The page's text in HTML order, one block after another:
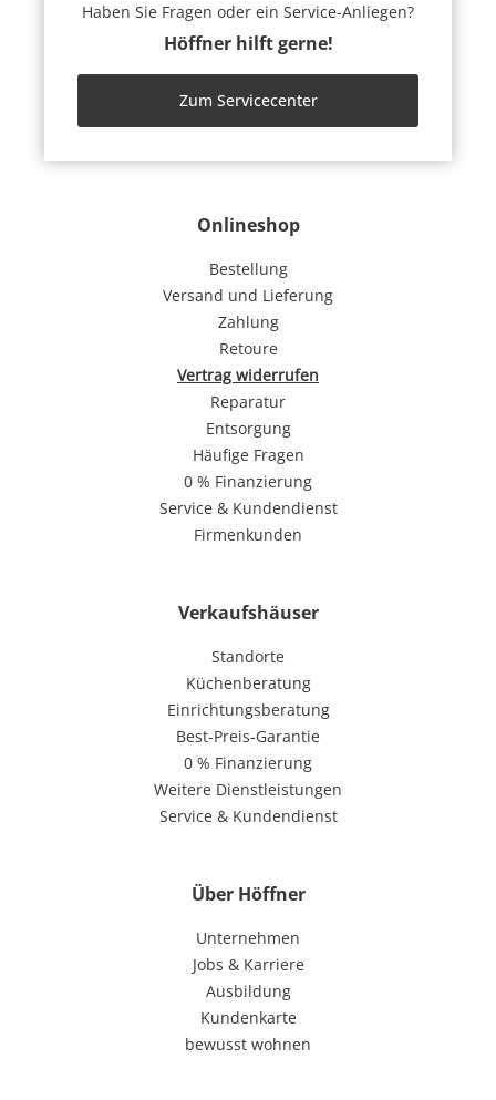
Onlineshop
Bestellung
Versand und Lieferung
Zahlung
Retoure
Vertrag widerrufen
Reparatur
Entsorgung
Häufige Fragen
0 % Finanzierung
Service & Kundendienst
Firmenkunden
Verkaufshäuser
Standorte
Küchenberatung
Einrichtungsberatung
Best-Preis-Garantie
0 % Finanzierung
Weitere Dienstleistungen
Service & Kundendienst
Über Höffner
Unternehmen
Jobs & Karriere
Ausbildung
Kundenkarte
bewusst wohnen
Haben Sie Fragen oder ein Service-Anliegen?
Höffner hilft gerne!
Zum Servicecenter